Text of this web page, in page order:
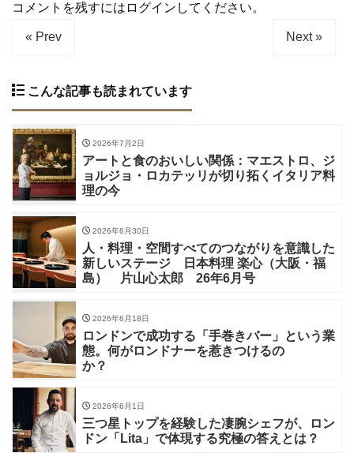
コメントを残すにはログインしてください。
« Prev Next »
こんな記事も読まれています
2026年7月2日
アートと食のおいしい関係：マエストロ、ジ
ョルジョ・ロカテッリが切り拓くイタリア料
理の今
2026年6月30日
人・料理・空間すべてのつながりを意識した
新しいステージ 日本料理 楽心（大阪・福
島） 片山心太郎 26年6月号
2026年6月18日
ロンドンで成功する「手巻きバー」という業
態。何がロンドナーを惹きつけるの
か？
2026年6月1日
三つ星トップを経験した凄腕シェフが、ロン
ドン「Lita」で体現する究極の答えとは？